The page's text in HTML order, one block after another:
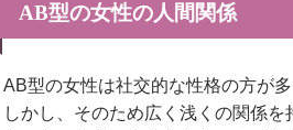
AB型の女性の人間関係
AB型の女性は社交的な性格の方が
しかし、そのため広く浅くの関係